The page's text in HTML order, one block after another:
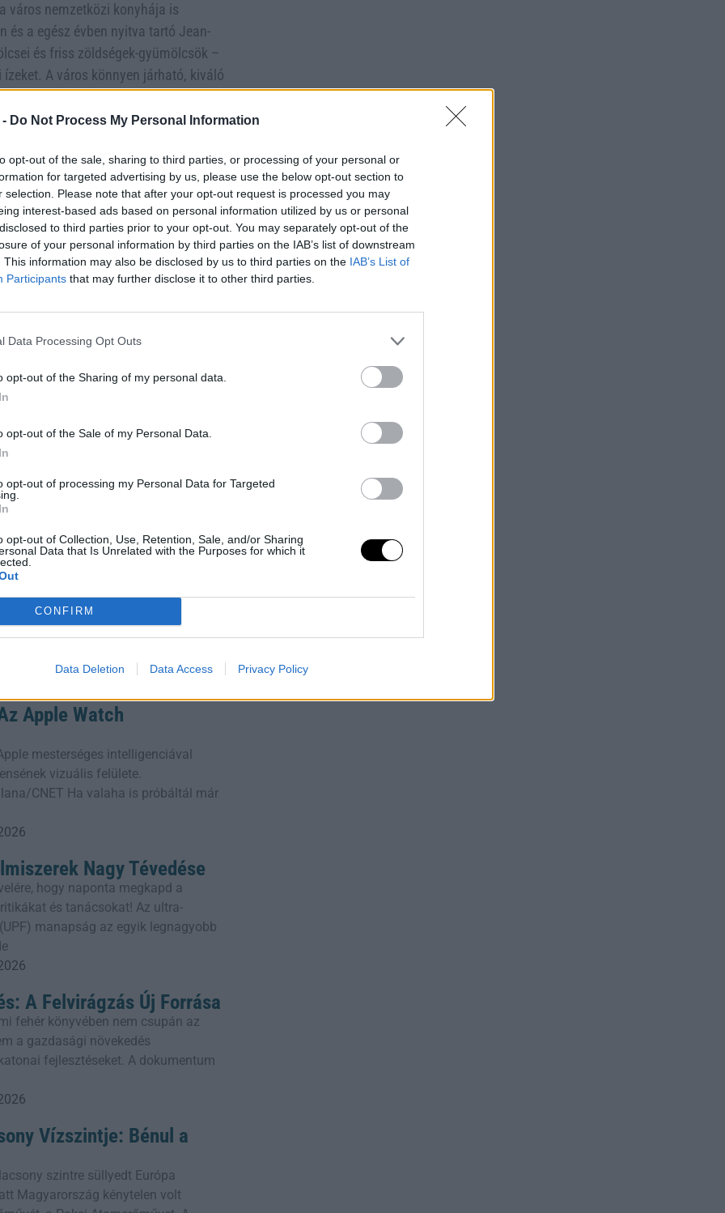
Do Not Process My Personal Information
opt-out of the sale, sharing to third parties, or processing of your personal or
for targeted advertising by us, please use the below opt-out section to
selection. Please note that after your opt-out request is processed you may
interest-based ads based on personal information utilized by us or personal
to third parties prior to your opt-out. You may separately opt-out of the
of your personal information by third parties on the IAB’s list of downstream
This information may also be disclosed by us to third parties on the IAB’s List of
Participants that may further disclose it to other third parties.
Data Processing Opt Outs
opt-out of the Sharing of my personal data.
opt-out of the Sale of my Personal Data.
opt-out of processing my Personal Data for Targeted
opt-out of Collection, Use, Retention, Sale, and/or Sharing
Data that Is Unrelated with the Purposes for which it
CONFIRM
Data Deletion Data Access Privacy Policy
város nemzetközi konyhája is
és a egész évben nyitva tartó Jean-
és friss zöldségek-gyümölcsök –
A város könnyen járható, kiváló
járdákkal, ami Los Angeles-ből
vonzereje a lenyűgöző ételekben, a
rendszerben rejlik. A város
Az a benyomása kialakult,
akadály jelenleg a kanadai
egyéni vállalkozók számára, ami
szerző nem adja fel álmát; Montréal
érezhetők – ha egyelőre is
one-place-wish-could-live-montreal-
Alkotmányos Fordulat
Tamás aláírta az
azonnal megszünteti hivatali
a magyar demokrácia
Párt
Apple Watch
mesterséges intelligenciával
vizuális felülete.
CNET Ha valaha is próbáltál már
Nagy Tévedése
hogy naponta megkapd a
és tanácsokat! Az ultra-
manapság az egyik legnagyobb
A Felvirágzás Új Forrása
fehér könyvében nem csupán az
a gazdasági növekedés
fejlesztéseket. A dokumentum
Vízszintje: Bénul a
szintre süllyedt Európa
Magyarország kénytelen volt